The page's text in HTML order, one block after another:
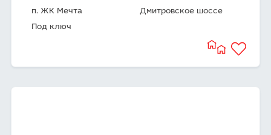
п. ЖК Мечта
Дмитровское шоссе
Под ключ